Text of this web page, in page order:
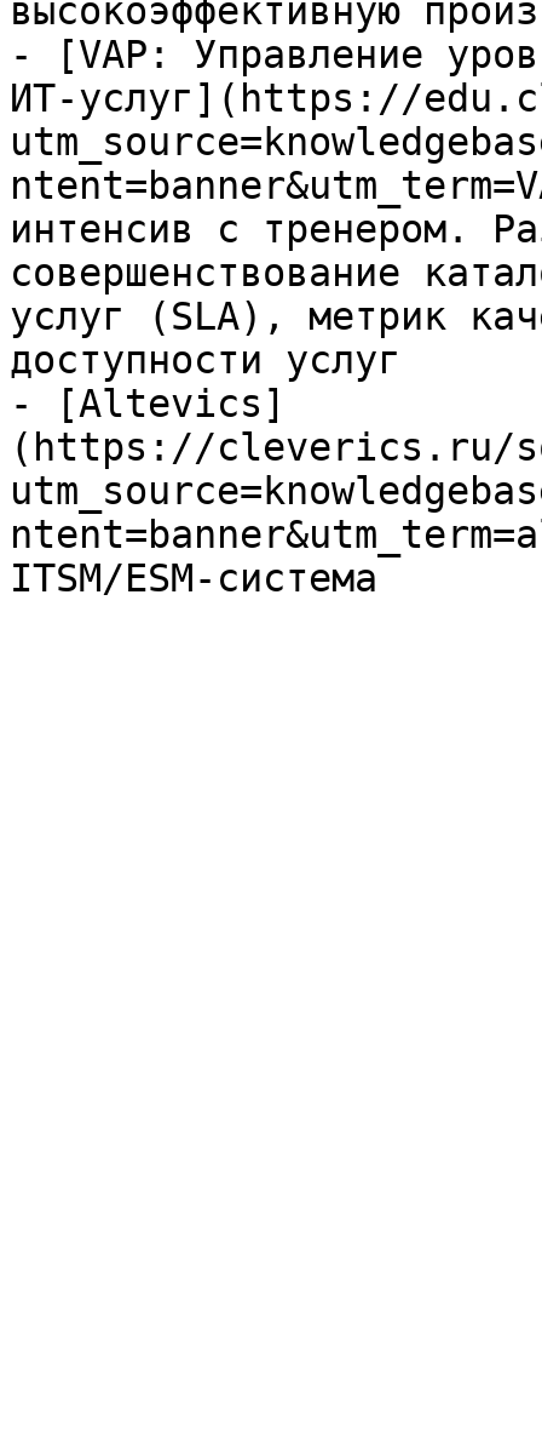
высокоэффективную
- [VAP: Управление
ИТ-услуг](https://
интенсив с тренером.
совершенствование
услуг (SLA), метрик
доступности услуг
- [Altevics]
(https://cleverics.ru/
ITSM/ESM-система